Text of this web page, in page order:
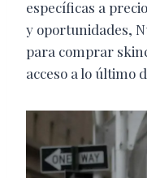
específicas a
y oportunidades,
para comprar
acceso a lo último